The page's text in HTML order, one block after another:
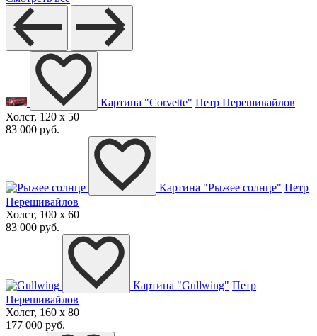
Картина "Corvette" Петр Перешивайлов
Холст, 120 x 50
83 000 руб.
Картина "Рыжее солнце" Петр
Перешивайлов
Холст, 100 x 60
83 000 руб.
Картина "Gullwing" Петр
Перешивайлов
Холст, 160 x 80
177 000 руб.